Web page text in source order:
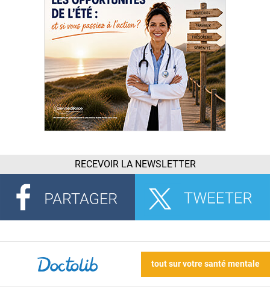
RECEVOIR LA NEWSLETTER
tout sur votre santé mentale